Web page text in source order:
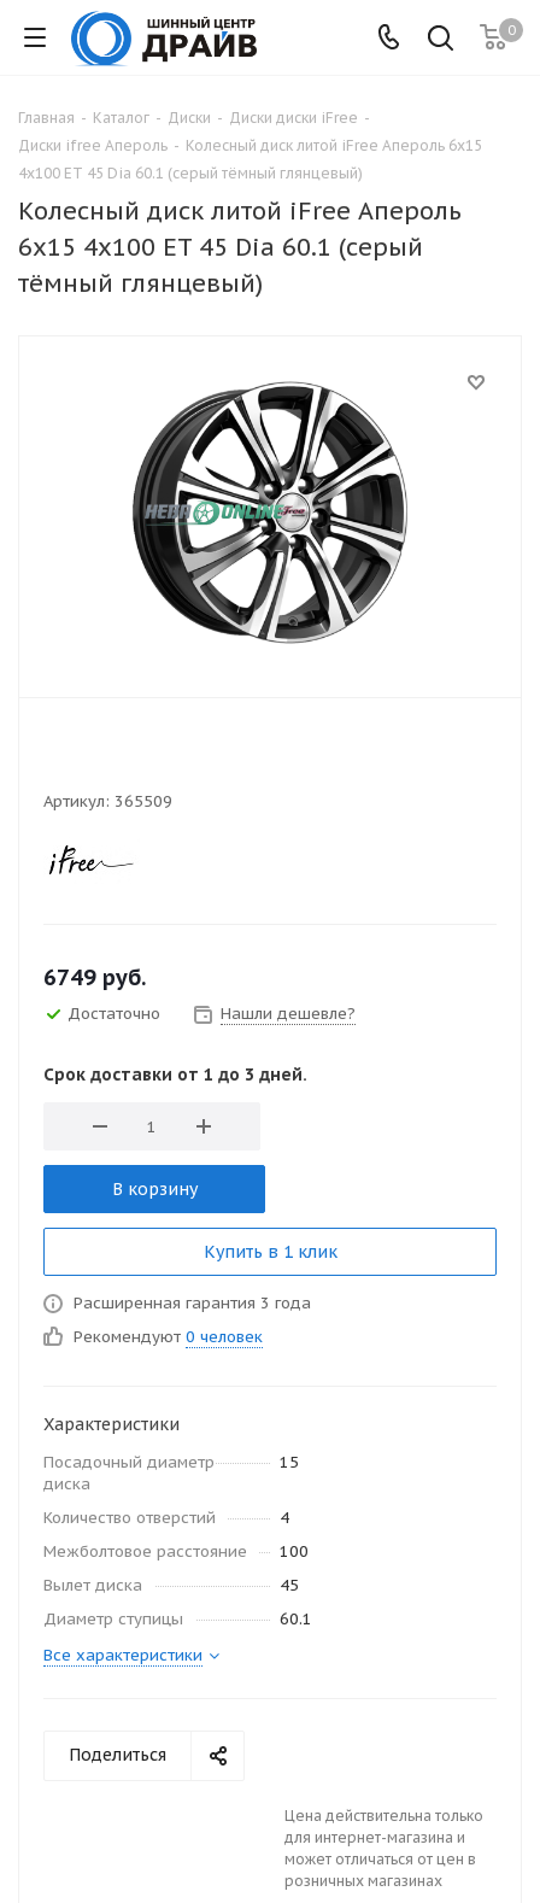
0
Главная - Каталог - Диски - Диски диски iFree -
Диски ifree Апероль - Колесный диск литой iFree Апероль 6x15
4x100 ET 45 Dia 60.1 (серый тёмный глянцевый)
Колесный диск литой iFree Апероль
6x15 4x100 ET 45 Dia 60.1 (серый
тёмный глянцевый)
Артикул: 365509
6749 руб.
Достаточно Нашли дешевле?
Срок доставки от 1 до 3 дней.
В корзину
Купить в 1 клик
Расширенная гарантия 3 года
Рекомендуют 0 человек
Характеристики
Посадочный диаметр
диска
15
Количество отверстий
4
Межболтовое расстояние
100
Вылет диска
45
Диаметр ступицы
60.1
Все характеристики
Поделиться
Цена действительна только
для интернет-магазина и
может отличаться от цен в
розничных магазинах